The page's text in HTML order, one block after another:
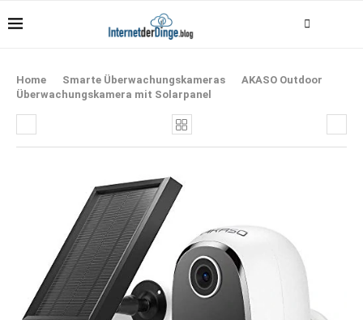
Home Smarte Überwachungskameras
AKASO Outdoor
Überwachungskamera mit Solarpanel